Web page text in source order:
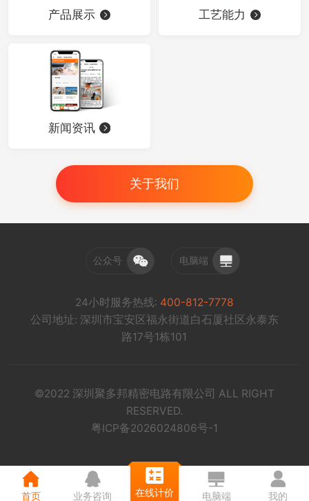
产品展示 工艺能力
新闻资讯
关于我们
公众号 电脑端
24小时服务热线: 400-812-7778
公司地址: 深圳市宝安区福永街道白石厦社区永泰东
路17号1栋101
©2022 深圳聚多邦精密电路有限公司 ALL RIGHT
RESERVED.
粤ICP备2026024806号-1
首页 业务咨询 在线计价 电脑端 我的